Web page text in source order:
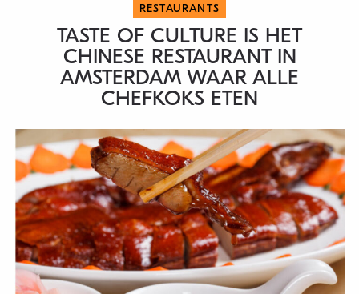
RESTAURANTS
TASTE OF CULTURE IS HET
CHINESE RESTAURANT IN
AMSTERDAM WAAR ALLE
CHEFKOKS ETEN